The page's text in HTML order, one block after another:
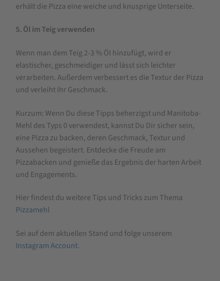
erhält die Pizza eine weiche und knusprige Unterseite.
5. Öl im Teig verwenden
Wenn man dem Teig 2-3 % Öl hinzufügt, wird er
elastischer, geschmeidiger und lässt sich leichter
verarbeiten. Außerdem verbessert es die Textur der Pizza
und verleiht ihr Geschmack.
Kurzum: Wenn Du diese Tipps beherzigst und Manitoba-
Mehl des Typs 0 verwendest, kannst Du Dir sicher sein,
eine Pizza zu backen, deren Geschmack, Textur und
Aussehen begeistert. Entdecke die Freude am
Pizzabacken und genieße das Ergebnis der harten Arbeit
und Engagements.
Hier findest du weitere Tips und Tricks zum Thema
Pizzamehl
Sei auf dem aktuellen Stand und folge unserem
Instagram Account.